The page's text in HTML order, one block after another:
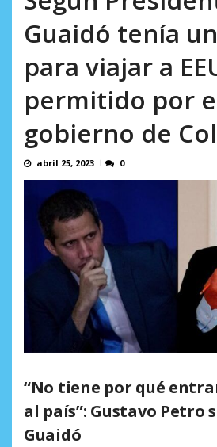
Guaidó tenía
para viajar a
permitido por
gobierno de
abril 25, 2023 0
“No tiene por qué
al país”: Gustavo Petro
Guaidó